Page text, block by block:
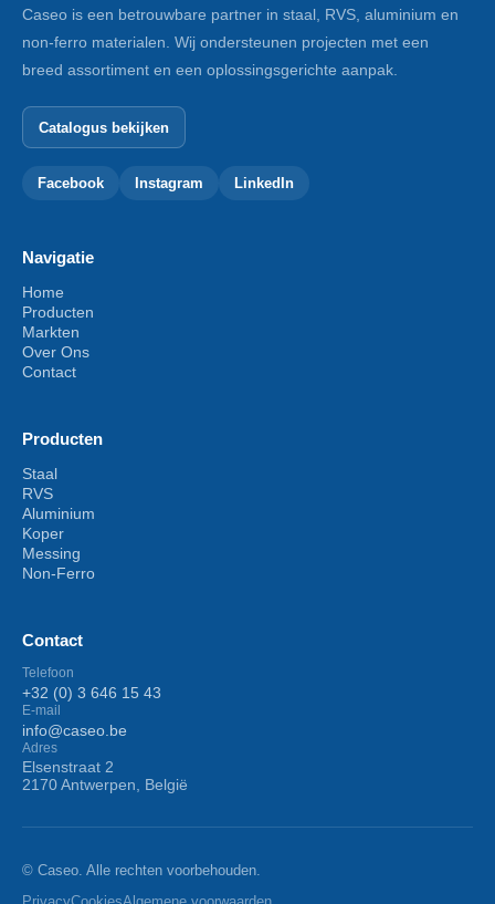
Caseo is een betrouwbare partner in staal, RVS, aluminium en
non-ferro materialen. Wij ondersteunen projecten met een
breed assortiment en een oplossingsgerichte aanpak.
Catalogus bekijken
Facebook Instagram LinkedIn
Navigatie
Home
Producten
Markten
Over Ons
Contact
Producten
Staal
RVS
Aluminium
Koper
Messing
Non-Ferro
Contact
Telefoon
+32 (0) 3 646 15 43
E-mail
info@caseo.be
Adres
Elsenstraat 2
2170 Antwerpen, België
© Caseo. Alle rechten voorbehouden.